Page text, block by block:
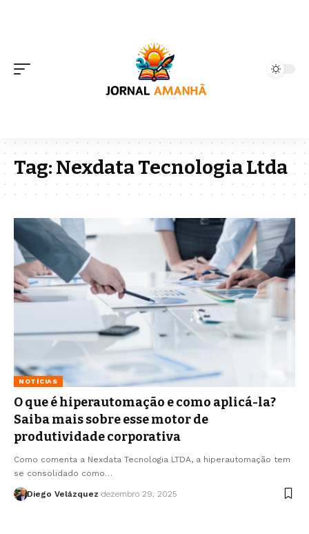
Tag:Nexdata Tecnologia Ltda
NOTÍCIAS
O que é hiperautomação e como aplicá-la?
Saiba mais sobre esse motor de
produtividade corporativa
Como comenta a Nexdata Tecnologia LTDA, a hiperautomação tem
se consolidado como…
Diego Velázquez dezembro 29, 2025